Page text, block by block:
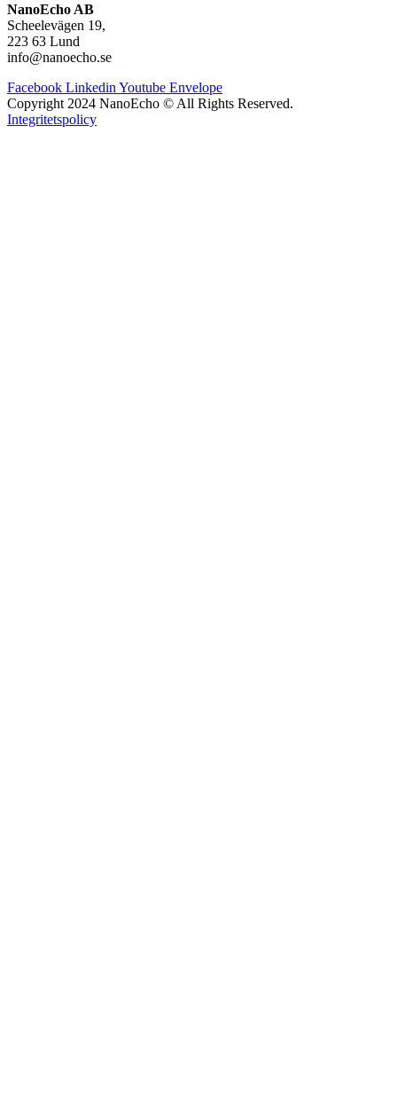
NanoEcho AB
Scheelevägen 19,
223 63 Lund
info@nanoecho.se
Facebook Linkedin Youtube Envelope
Copyright 2024 NanoEcho © All Rights Reserved.
Integritetspolicy